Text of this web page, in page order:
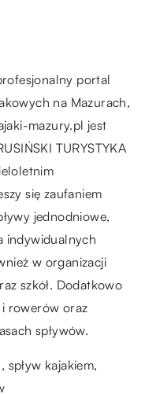
portal
na Mazurach,
mazury.pl jest
TURYSTYKA
się zaufaniem
jednodniowe,
indywidualnych
w organizacji
szkół. Dodatkowo
rowerów oraz
spływów.
kajakiem,